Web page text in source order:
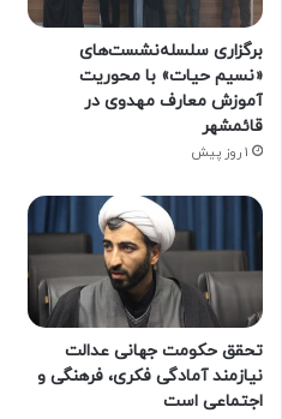
برگزاری سلسله‌نشست‌های
«نسیم حیات» با محوریت
آموزش معارف مهدوی در
قائمشهر
1 روز پیش
تحقق حکومت جهانی عدالت
نیازمند آمادگی فکری، فرهنگی و
اجتماعی است